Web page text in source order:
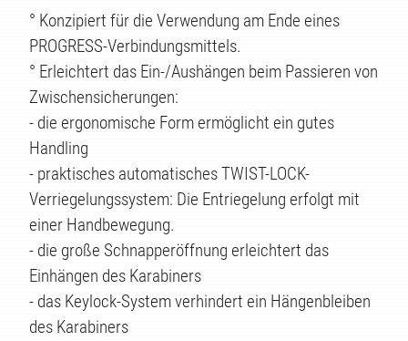
° Konzipiert für die Verwendung am Ende eines
PROGRESS-Verbindungsmittels.
° Erleichtert das Ein-/Aushängen beim Passieren von
Zwischensicherungen:
- die ergonomische Form ermöglicht ein gutes
Handling
- praktisches automatisches TWIST-LOCK-
Verriegelungssystem: Die Entriegelung erfolgt mit
einer Handbewegung.
- die große Schnapperöffnung erleichtert das
Einhängen des Karabiners
- das Keylock-System verhindert ein Hängenbleiben
des Karabiners